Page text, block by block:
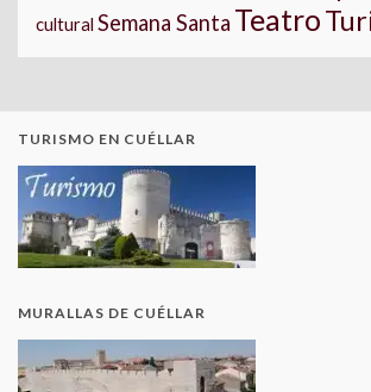
cultural Semana Santa Teatro
TURISMO EN CUÉLLAR
MURALLAS DE CUÉLLAR